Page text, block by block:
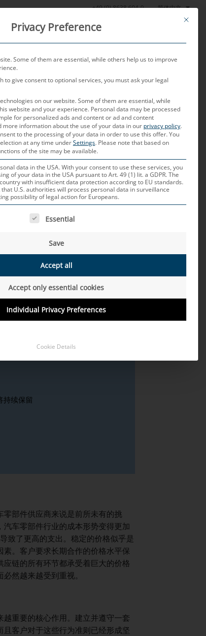
+49 (0) 8638 604-0 简体中文
测试实验室 当前 关于我们 联系我们
商的要求不断提
意义。新冠疫情和日益加
给供应链产业带来了前
，特别是迈恩德为保持
续保留
部件供应商来说是前所未有的挑
车零部件行业的成本形势变得更加
致了更高的支出。稳定的价格似乎是
。客户要求长期合作的价格水平保
链的所有环节都承受着巨大的价格
然越来越受到重视。
重要的核心作用。建立并遵守一套
客户对于这些行为准则已经形成坚
This
Privacy Preference
Some of them are essential, while others help us to improve
to give consent to optional services, you must ask your legal
on our website. Some of them are essential, while
website and your experience. Personal data may be processed
for personalized ads and content or ad and content
more information about the use of your data in our privacy policy.
to the processing of your data in order to use this offer.You
at any time underSettings. Please note that based on
of the site may be available.
data in the USA. With your consent to use these services, you
of your data in the USA pursuant to Art. 49 (1) lit. a GDPR. The
country with insufficient data protection according to EU standards.
U.S. authorities will process personal data in surveillance
possibility of legal action for Europeans.
LIST OF SERVICE GROUPS FOR WHICH CONSENT
Essential
Save
Accept all
Accept only essential cookies
Individual Privacy Preferences
Cookie Details